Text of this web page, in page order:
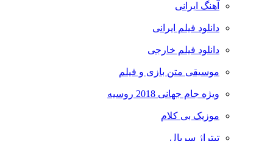
آهنگ ایرانی
دانلود فیلم ایرانی
دانلود فیلم خارجی
موسیقی متن بازی و فیلم
ویژه جام جهانی 2018 روسیه
موزیک بی کلام
تیتراژ سریال